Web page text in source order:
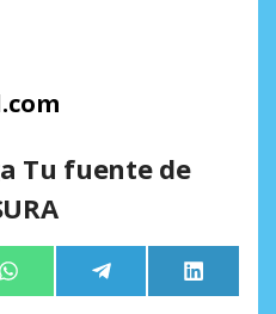
Tu fuente de
Compartir
en
WhatsApp Compartir
en
Telegram
en
LinkedIn